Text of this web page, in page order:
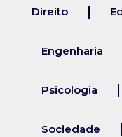
Direito
Engenharia
Psicologia
Sociedade